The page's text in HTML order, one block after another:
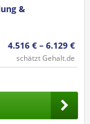
&
4.516 € – 6.129 €
schätzt Gehalt.de